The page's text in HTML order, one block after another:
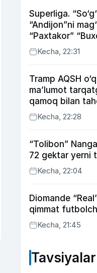
Superliga.
“Andijon”ni
“Paxtakor”
bahsda
chiqardi
Kecha, 22:31
Tramp AQSH
ma’lumot
qamoq bilan
Kecha, 22:28
“Tolibon”
72 gektar yerni
Kecha, 22:04
Diomande
qimmat
Kecha, 21:45
Tavsiyalar